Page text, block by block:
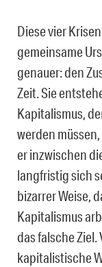
Diese vier
gemeinsame
genauer: den
Zeit. Sie
Kapitalismus,
werden
er inzwischen
langfristig sich
bizarrer Weise,
Kapitalismus
das falsche
kapitalistische